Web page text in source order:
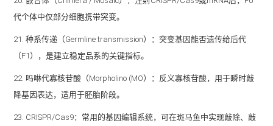
代个体中仅部分细胞携带突变。
21. 种系传递（Germline transmission）：突变基因能否遗传给后代
（F1），是建立稳定品系的关键指标。
22. 吗啉代寡核苷酸（Morpholino (MO）：反义寡核苷酸，用于瞬时敲
降基因表达，适用于胚胎阶段。
23. CRISPR/Cas9：常用的基因编辑系统，可在斑马鱼中实现敲除、敲